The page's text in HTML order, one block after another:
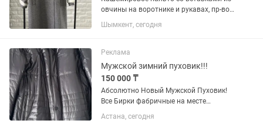
овчины на воротнике и рукавах, пр-во
Турция
Шымкент, сегодня
Реклама
Мужской зимний пуховик!!!
150 000 ₸
Абсолютно Новый Мужской Пуховик!
Все Бирки фабричные на месте
Премиальный мужской пуховик Люкс
бренд Корея … Размер -52 Утеплитель-
Астана, сегодня